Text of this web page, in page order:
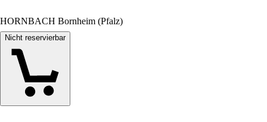
HORNBACH Bornheim (Pfalz)
Nicht reservierbar